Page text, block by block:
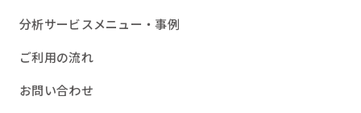
分析サービスメニュー・事例
ご利用の流れ
お問い合わせ